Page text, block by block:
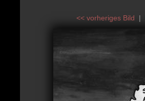
<< vorheriges Bild |